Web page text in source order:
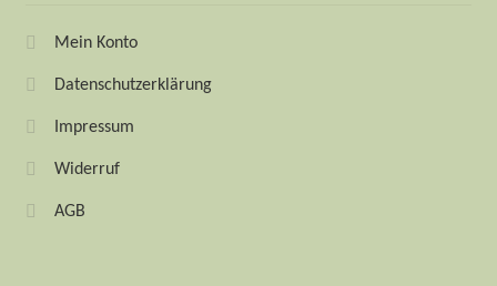
Mein Konto
Datenschutzerklärung
Impressum
Widerruf
AGB